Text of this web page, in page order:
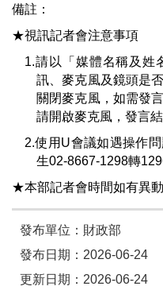
備註：
★視訊記者會注意事項
1.請以「媒體名稱及姓
訊、麥克風及鏡頭是
關閉麥克風，如需發
請開啟麥克風，發言
2.使用U會議如遇操作
生02-8667-1298轉
★本部記者會時間如有異
發布單位：財政部
發布日期：2026-06-24
更新日期：2026-06-24